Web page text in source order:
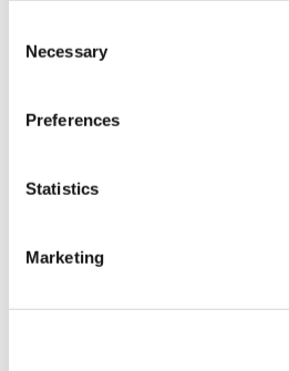
Selection
Necessary
Preferences
Statistics
Marketing
dat zij ongewild uitstromen te
te verhogen. Ook hier heeft u het
het stelt middels het STAP budget €
voor scholing.
VRAGEN RONDOMWERK?
toekomstbestendige richting. Wilt u
manier naar de inzet van uw
andere re-integratie specialisten